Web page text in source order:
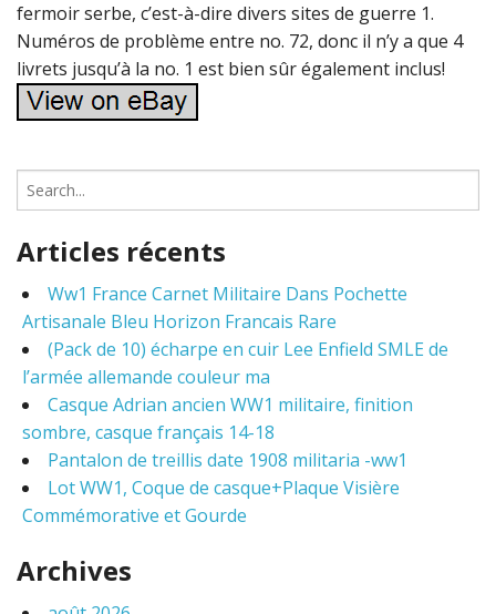
fermoir serbe, c’est-à-dire divers sites de guerre 1.
Numéros de problème entre no. 72, donc il n’y a que 4
livrets jusqu’à la no. 1 est bien sûr également inclus!
e
r
h
o
Articles récents
Ww1 France Carnet Militaire Dans Pochette
Artisanale Bleu Horizon Francais Rare
(Pack de 10) écharpe en cuir Lee Enfield SMLE de
l’armée allemande couleur ma
Casque Adrian ancien WW1 militaire, finition
sombre, casque français 14-18
Pantalon de treillis date 1908 militaria -ww1
Lot WW1, Coque de casque+Plaque Visière
Commémorative et Gourde
Archives